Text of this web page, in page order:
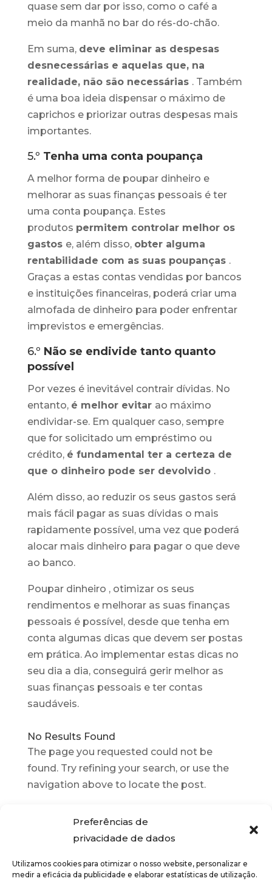
Preferências de
privacidade de dados
Utilizamos cookies para otimizar o nosso website, personalizar e
medir a eficácia da publicidade e elaborar estatísticas de utilização.
quase sem dar por isso, como o café a
meio da manhã no bar do rés-do-chão.
Em suma, deve eliminar as despesas
desnecessárias e aquelas que, na
realidade, não são necessárias . Também
é uma boa ideia dispensar o máximo de
caprichos e priorizar outras despesas mais
importantes.
5.º Tenha uma conta poupança
A melhor forma de poupar dinheiro e
melhorar as suas finanças pessoais é ter
uma conta poupança. Estes
produtos permitem controlar melhor os
gastos e, além disso, obter alguma
rentabilidade com as suas poupanças .
Graças a estas contas vendidas por bancos
e instituições financeiras, poderá criar uma
almofada de dinheiro para poder enfrentar
imprevistos e emergências.
6.º Não se endivide tanto quanto
possível
Por vezes é inevitável contrair dívidas. No
entanto, é melhor evitar ao máximo
endividar-se. Em qualquer caso, sempre
que for solicitado um empréstimo ou
crédito, é fundamental ter a certeza de
que o dinheiro pode ser devolvido .
Além disso, ao reduzir os seus gastos será
mais fácil pagar as suas dívidas o mais
rapidamente possível, uma vez que poderá
alocar mais dinheiro para pagar o que deve
ao banco.
Poupar dinheiro , otimizar os seus
rendimentos e melhorar as suas finanças
pessoais é possível, desde que tenha em
conta algumas dicas que devem ser postas
em prática. Ao implementar estas dicas no
seu dia a dia, conseguirá gerir melhor as
suas finanças pessoais e ter contas
saudáveis.
No Results Found
The page you requested could not be
found. Try refining your search, or use the
navigation above to locate the post.